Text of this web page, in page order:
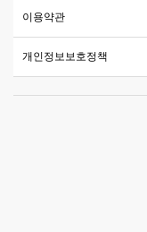
이용약관
개인정보보호정책